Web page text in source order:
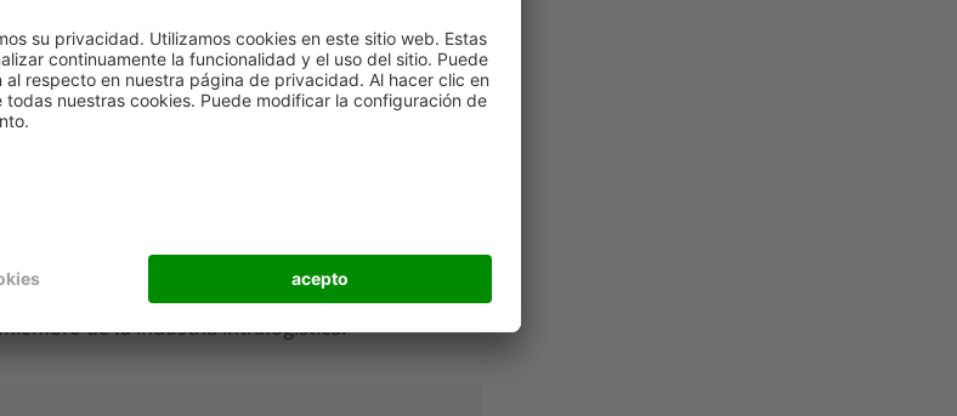
que coordina el control y el seguimiento de
del Grupo.
capitales, nuestro Grupo aún no está obligado a
añade Steffen Bersch. "Pero para
Como grupo de empresas activo en todo el
de nuestra responsabilidad social y aumentar
climáticos, así como de los Objetivos de
por la que nos unimos a la iniciativa "50
de la industria intralogística."